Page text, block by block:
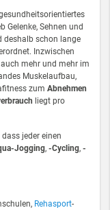
Gelenke, Sehnen und
deshalb schon lange
Inzwischen
mehr und mehr im
Muskelaufbau,
zum Abnehmen
liegt pro
jeder einen
Jogging, -Cycling, -
Rehasport-